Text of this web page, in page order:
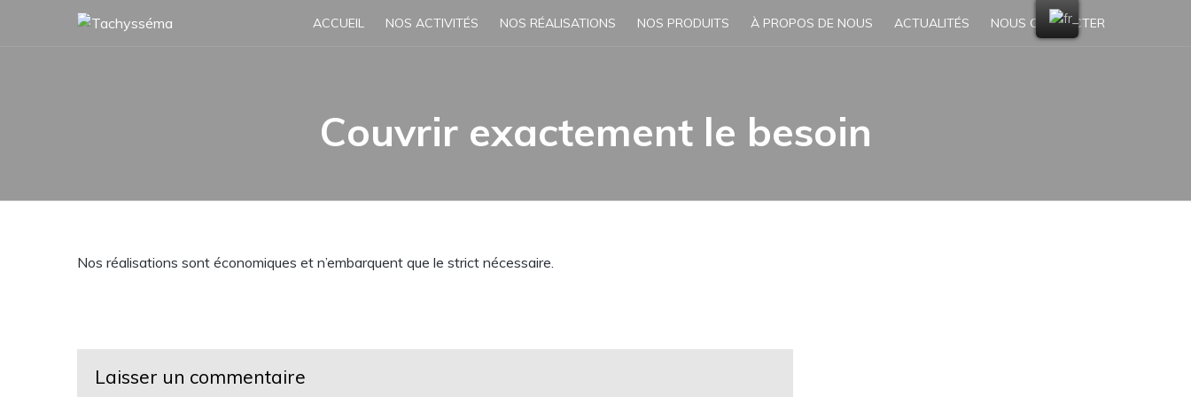
ACCUEIL NOS ACTIVITÉS NOS RÉALISATIONS NOS PRODUITS À PROPOS DE NOUS ACTUALITÉS NOUS CONTACTER
Couvrir exactement le besoin
Nos réalisations sont économiques et n’embarquent que le strict nécessaire.
Laisser un commentaire